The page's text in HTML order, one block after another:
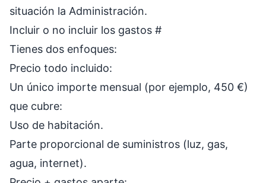
situación la Administración.
Incluir o no incluir los gastos #
Tienes dos enfoques:
Precio todo incluido:
Un único importe mensual (por ejemplo, 450 €)
que cubre:
Uso de habitación.
Parte proporcional de suministros (luz, gas,
agua, internet).